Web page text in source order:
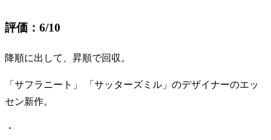
評価：6/10
降順に出して、昇順で回収。
「サフラニート」 「サッターズミル」のデザイナーのエッ
セン新作。
・